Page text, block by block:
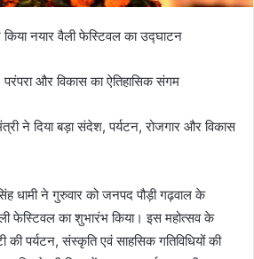
किया नयार वैली फेस्टिवल का उद्घाटन
और विकास का ऐतिहासिक संगम
ने दिया बड़ा संदेश, पर्यटन, रोजगार और विकास
धामी ने गुरुवार को जनपद पौड़ी गढ़वाल के
फेस्टिवल का शुभारंभ किया। इस महोत्सव के
की पर्यटन, संस्कृति एवं साहसिक गतिविधियों की